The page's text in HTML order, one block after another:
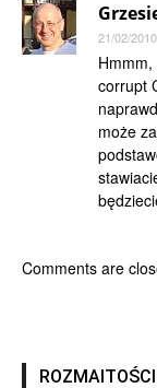
21/02/
Hmmm,
corrupt
może
Comments are
ROZMAITOŚCI